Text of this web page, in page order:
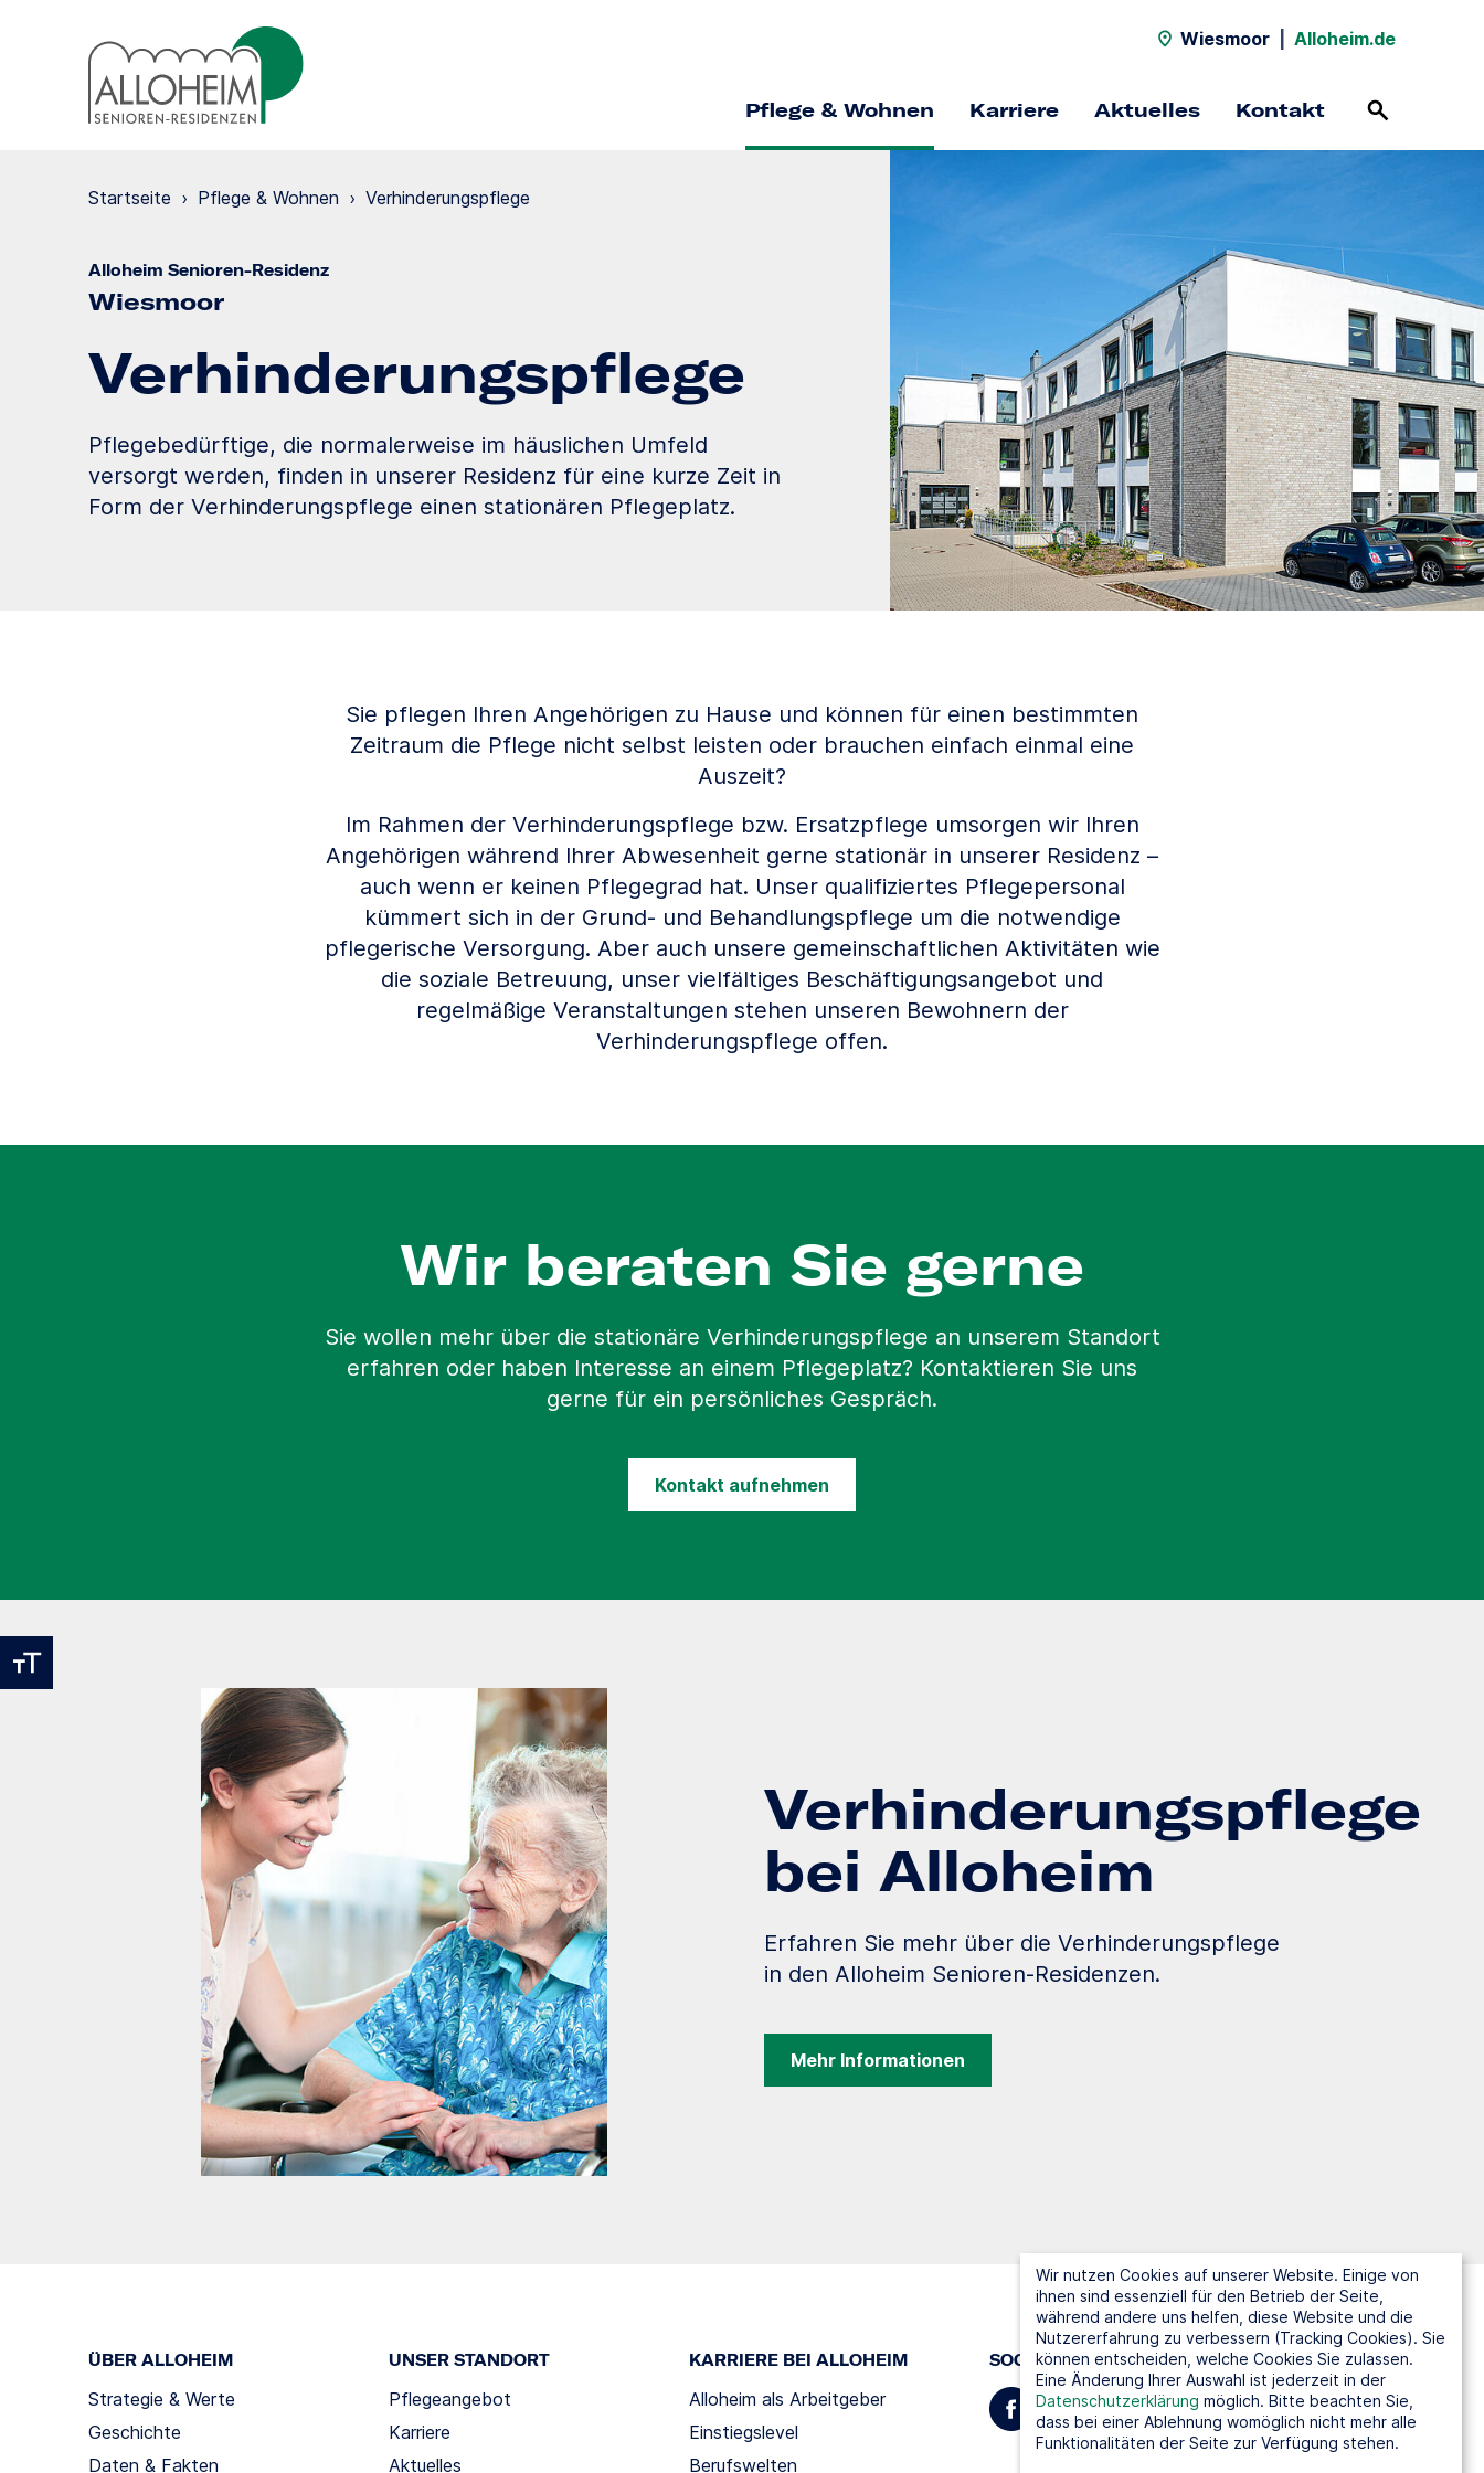
Wiesmoor Alloheim.de
Pflege & Wohnen Karriere Aktuelles Kontakt
Startseite › Pflege & Wohnen › Verhinde­rungs­pflege
Alloheim Senioren-Residenz
Wiesmoor
Verhinde­rungs­pflege
Pflegebedürftige, die normalerweise im häuslichen Umfeld
versorgt werden, finden in unserer Residenz für eine kurze Zeit in
Form der Verhinderungspflege einen stationären Pflegeplatz.
Sie pflegen Ihren Angehörigen zu Hause und können für einen bestimmten
Zeitraum die Pflege nicht selbst leisten oder brauchen einfach einmal eine
Auszeit?
Im Rahmen der Verhinderungspflege bzw. Ersatzpflege umsorgen wir Ihren
Angehörigen während Ihrer Abwesenheit gerne stationär in unserer Residenz –
auch wenn er keinen Pflegegrad hat. Unser qualifiziertes Pflegepersonal
kümmert sich in der Grund- und Behandlungspflege um die notwendige
pflegerische Versorgung. Aber auch unsere gemeinschaftlichen Aktivitäten wie
die soziale Betreuung, unser vielfältiges Beschäftigungsangebot und
regelmäßige Veranstaltungen stehen unseren Bewohnern der
Verhinderungspflege offen.
Wir beraten Sie gerne
Sie wollen mehr über die stationäre Verhinderungspflege an unserem Standort
erfahren oder haben Interesse an einem Pflegeplatz? Kontaktieren Sie uns
gerne für ein persönliches Gespräch.
Kontakt aufnehmen
Verhinderungspflege
bei Alloheim
Erfahren Sie mehr über die Verhinderungspflege
in den Alloheim Senioren-Residenzen.
Mehr Informationen
ÜBER ALLOHEIM
Strategie & Werte
Geschichte
Daten & Fakten
UNSER STANDORT
Pflegeangebot
Karriere
Aktuelles
KARRIERE BEI ALLOHEIM
Alloheim als Arbeitgeber
Einstiegslevel
Berufswelten
SOCIAL MEDIA
Wir nutzen Cookies auf unserer Website. Einige von
ihnen sind essenziell für den Betrieb der Seite,
während andere uns helfen, diese Website und die
Nutzererfahrung zu verbessern (Tracking Cookies). Sie
können entscheiden, welche Cookies Sie zulassen.
Eine Änderung Ihrer Auswahl ist jederzeit in der
Datenschutzerklärung möglich. Bitte beachten Sie,
dass bei einer Ablehnung womöglich nicht mehr alle
Funktionalitäten der Seite zur Verfügung stehen.